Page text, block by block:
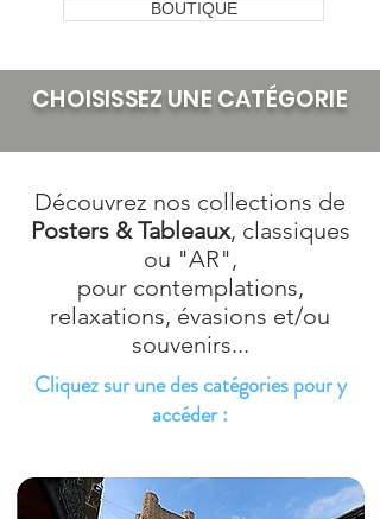
BOUTIQUE
CHOISISSEZ UNE CATÉGORIE
Découvrez nos collections de
Posters &Tableaux, classiques
ou "AR",
pour contemplations,
relaxations, évasions et/ou
souvenirs...
Cliquez sur une des catégories pour y
accéder :